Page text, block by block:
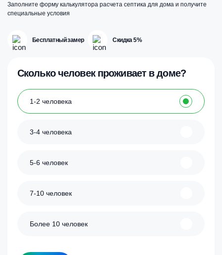
Заполните форму калькулятора расчета септика для дома и получите
специальные условия
Бесплатный замер Скидка 5%
Сколько человек проживает в доме?
1-2 человека
3-4 человека
5-6 человек
7-10 человек
Более 10 человек